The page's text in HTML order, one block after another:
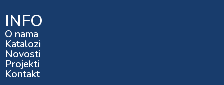
INFO
O nama
Katalozi
Novosti
Projekti
Kontakt